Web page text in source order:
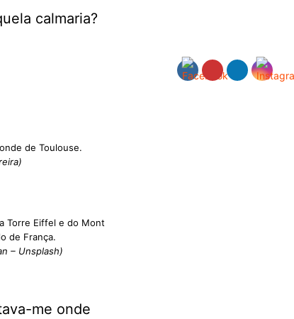
calmaria?
de Toulouse.
Torre Eiffel e do Mont
de França.
– Unsplash)
me onde